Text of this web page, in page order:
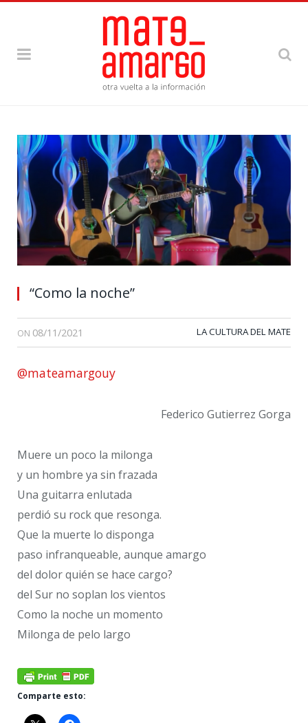
“Como la noche”
ON 08/11/2021 LA CULTURA DEL MATE
@mateamargouy
Federico Gutierrez Gorga
Muere un poco la milonga
y un hombre ya sin frazada
Una guitarra enlutada
perdió su rock que resonga.
Que la muerte lo disponga
paso infranqueable, aunque amargo
del dolor quién se hace cargo?
del Sur no soplan los vientos
Como la noche un momento
Milonga de pelo largo
Comparte esto: